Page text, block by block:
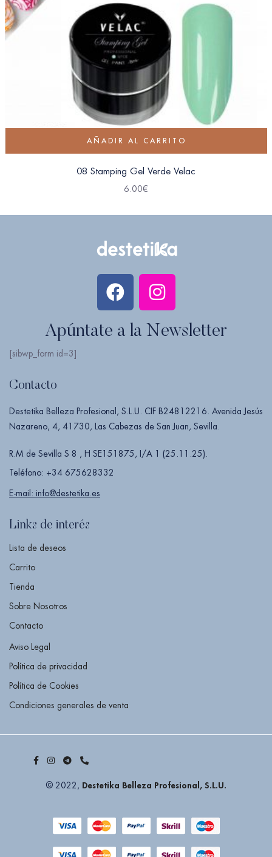
AÑADIR AL CARRITO
08 Stamping Gel Verde Velac
6.00€
Apúntate a la Newsletter
[sibwp_form id=3]
Contacto
Destetika Belleza Profesional, S.L.U. CIF B24812216. Avenida Jesús
Nazareno, 4, 41730, Las Cabezas de San Juan, Sevilla.
R.M de Sevilla S 8 , H SE151875, I/A 1 (25.11.25).
Teléfono: +34 675628332
E-mail: info@destetika.es
Links de interés
Lista de deseos
Carrito
Tienda
Sobre Nosotros
Contacto
Aviso Legal
Política de privacidad
Política de Cookies
Condiciones generales de venta
© 2022, Destetika Belleza Profesional, S.L.U.